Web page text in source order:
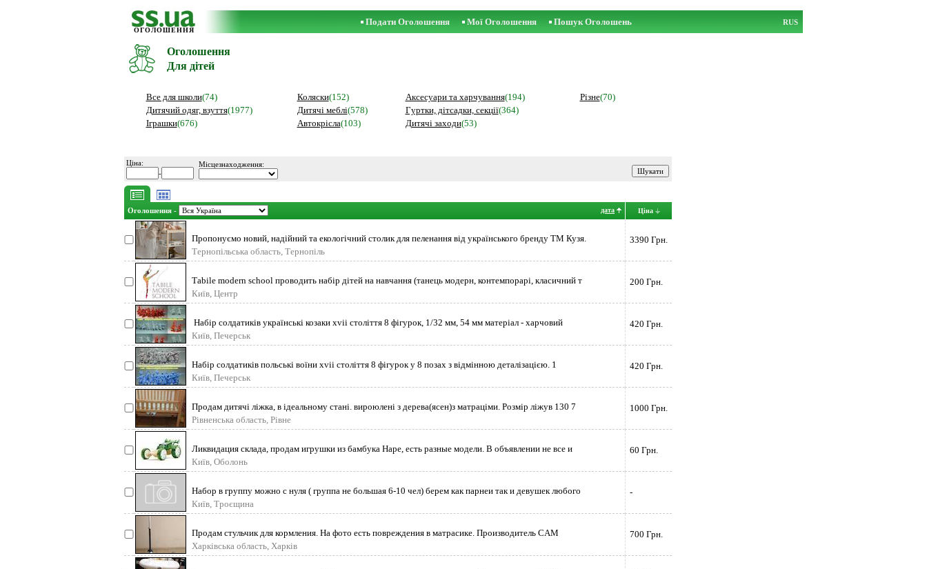
ОГОЛОШЕННЯ
Подати Оголошення Мої Оголошення Пошук Оголошень RUS
Оголошення
Для дітей
Все для школи(74)
Дитячий одяг, взуття(1977)
Іграшки(676)
Коляски(152)
Дитячі меблі(578)
Автокрісла(103)
Аксесуари та харчування(194)
Гуртки, дітсадки, секції(364)
Дитячі заходи(53)
Різне(70)
Ціна:
-
Місцезнаходження:
Оголошення - дата Ціна
Пропонуємо новий, надійний та екологічний столик для пеленання від українського бренду ТМ Кузя.
Тернопільська область, Тернопіль
3390 Грн.
Тabile modern school проводить набір дітей на навчання (танець модерн, контемпорарі, класичний т
Київ, Центр
200 Грн.
Набір солдатиків українські козаки xvii століття 8 фігурок, 1/32 мм, 54 мм матеріал - харчовий
Київ, Печерськ
420 Грн.
Набір солдатиків польські воїни xvii століття 8 фігурок у 8 позах з відмінною деталізацією. 1
Київ, Печерськ
420 Грн.
Продам дитячі ліжка, в ідеальному стані. вироюлені з дерева(ясен)з матраціми. Розмір ліжув 130 7
Рівненська область, Рівне
1000 Грн.
Ликвидация склада, продам игрушки из бамбука Hape, есть разные модели. В объявлении не все и
Київ, Оболонь
60 Грн.
Набор в группу можно с нуля ( группа не большая 6-10 чел) берем как парнеи так и девушек любого
Київ, Троєщина
-
Продам стульчик для кормления. На фото есть повреждения в матрасике. Производитель CAM
Харківська область, Харків
700 Грн.